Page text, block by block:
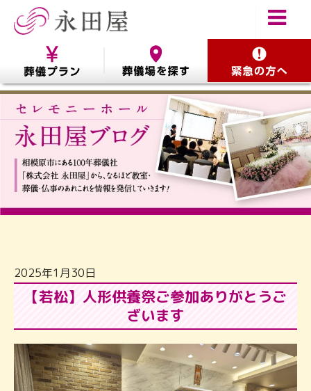
2025年1月30日
【若松】人形供養祭ご参加ありがとうご
ざいます